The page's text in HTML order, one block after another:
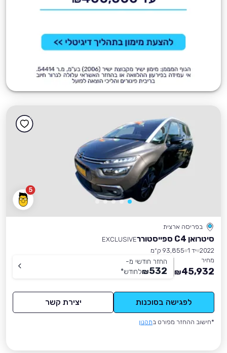
5
בפריסה ארצית
סיטרואן C4 ספייסטורר
EXCLUSIVE
2022 יד 1
93,855 ק״מ
מחיר
45,932
₪
החזר חודשי מ-
532
₪לחודש*
לפגישה בסוכנות יצירת קשר
*חישוב ההחזר מפורט בתקנון